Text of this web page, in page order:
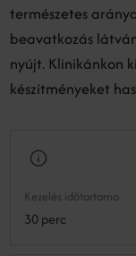
természetes
beavatkozás
nyújt. Klinikánkon
készítményeket
Kezelés időtartama
30 perc